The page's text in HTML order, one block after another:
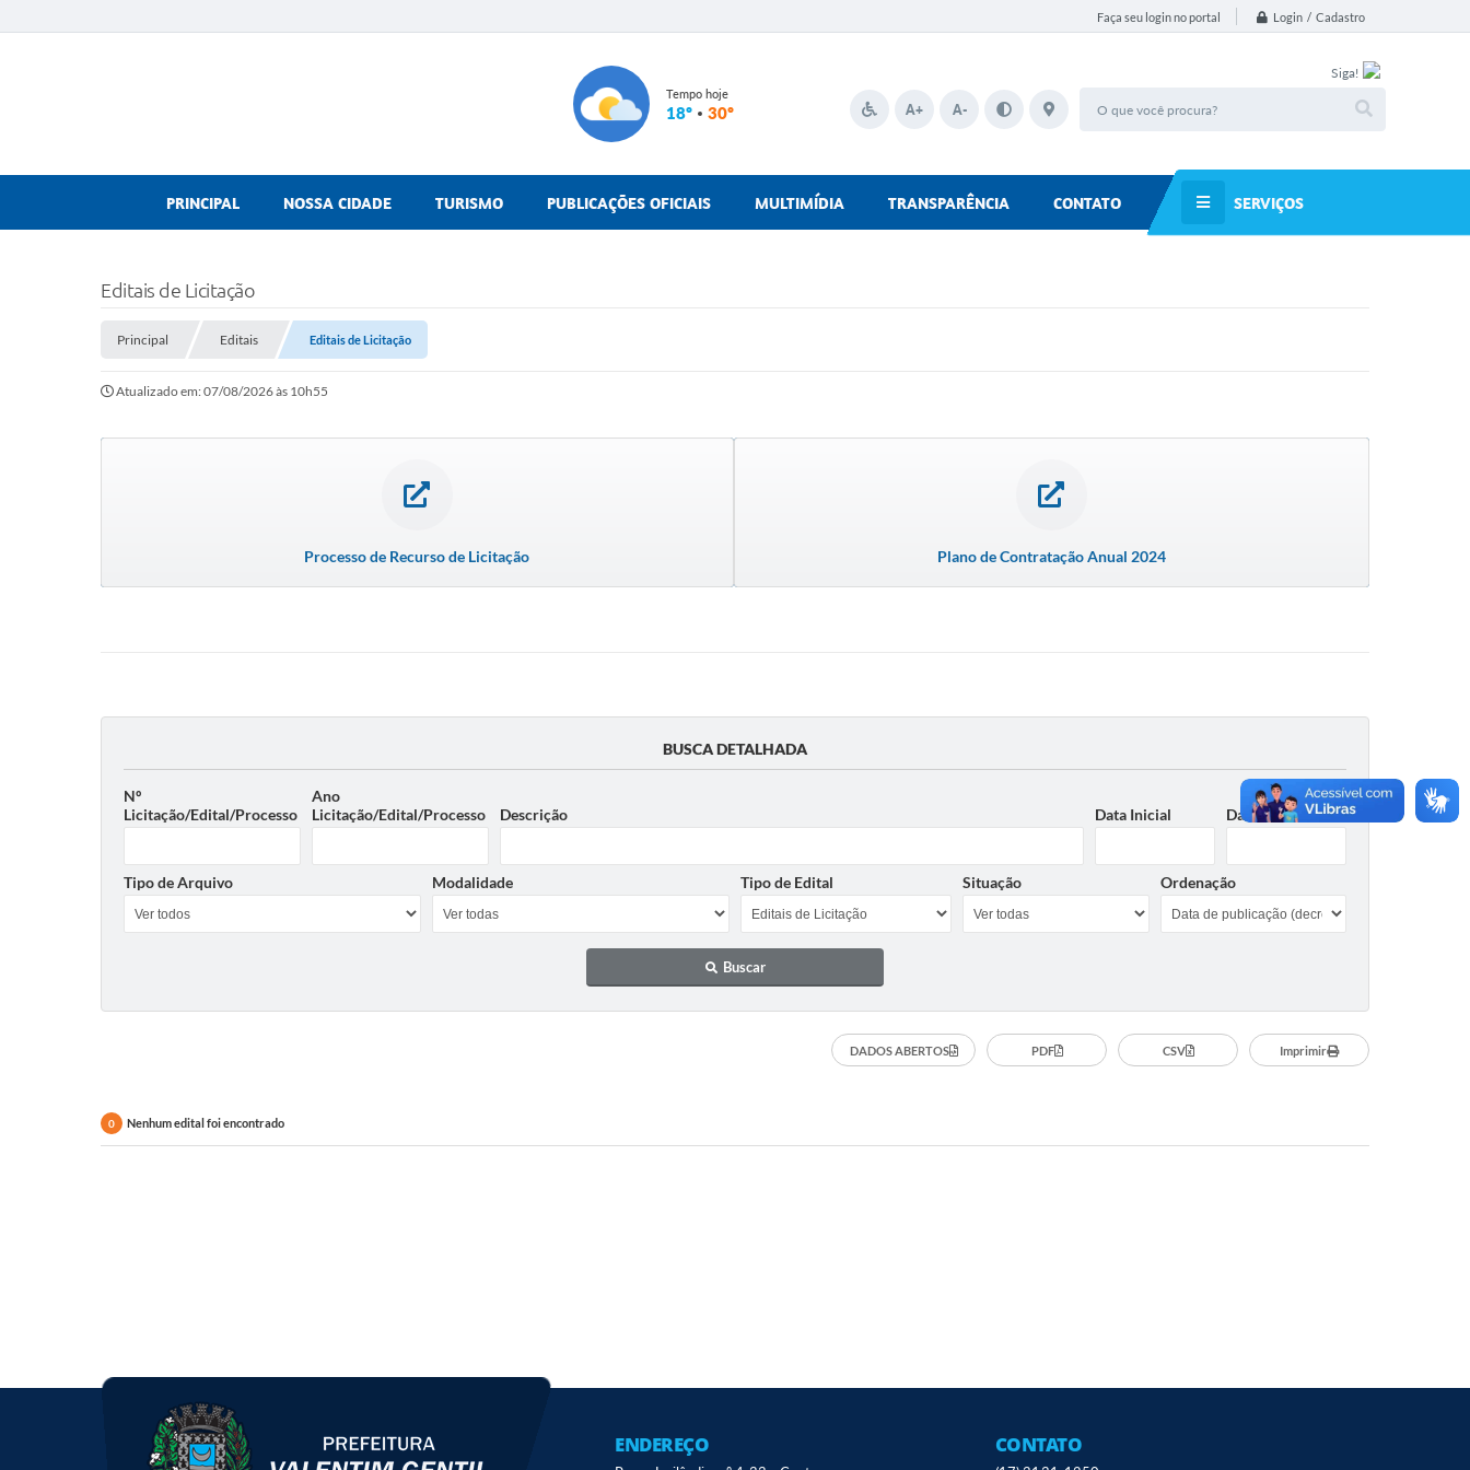
Faça seu login no portal Login / Cadastro
Tempo hoje
18º 30º
Siga!
A+ A-
PRINCIPAL NOSSA CIDADE TURISMO PUBLICAÇÕES OFICIAIS MULTIMÍDIA TRANSPARÊNCIA CONTATO SERVIÇOS
Editais de Licitação
Principal Editais Editais de Licitação
Atualizado em: 07/08/2026 às 10h55
Processo de Recurso de Licitação Plano de Contratação Anual 2024
BUSCA DETALHADA
Nº
Licitação/Edital/Processo
Ano
Licitação/Edital/Processo
Descrição Data Inicial Data Final
Tipo de Arquivo Modalidade Tipo de Edital Situação Ordenação
Buscar
DADOS ABERTOS PDF CSV Imprimir
0 Nenhum edital foi encontrado
ENDEREÇO CONTATO